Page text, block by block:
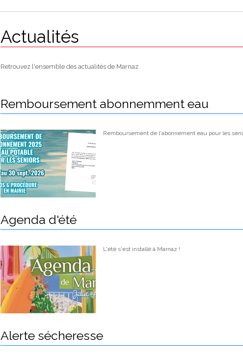
Actualités
Retrouvez l'ensemble des actualités de Marnaz.
Remboursement abonnemment eau
Remboursement de l'abonnement eau pour les
Agenda d'été
L'été s'est installé à Marnaz !
Alerte sécheresse